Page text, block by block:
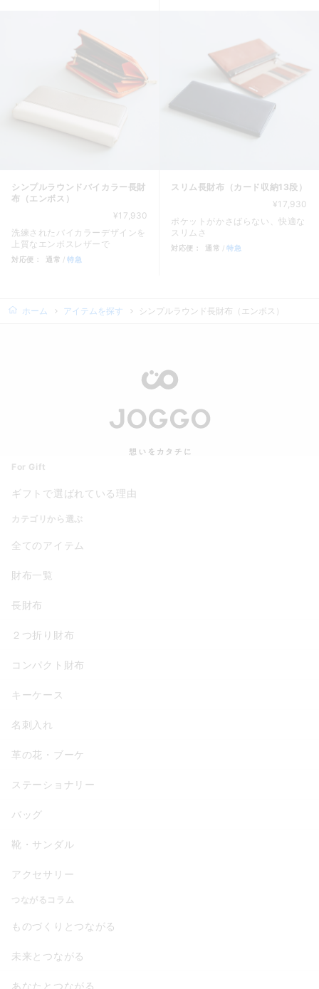
シンプルラウンドバイカラー長財
布（エンボス）
¥17,930
洗練されたバイカラーデザインを
上質なエンボスレザーで
対応便： 通常 特急
スリム長財布（カード収納13段）
¥17,930
ポケットがかさばらない、快適な
スリムさ
対応便： 通常 特急
ホーム アイテムを探す シンプルラウンド長財布（エンボス）
For Gift
ギフトで選ばれている理由
カテゴリから選ぶ
全てのアイテム
財布一覧
長財布
２つ折り財布
コンパクト財布
キーケース
名刺入れ
革の花・ブーケ
ステーショナリー
バッグ
靴・サンダル
アクセサリー
つながるコラム
ものづくりとつながる
未来とつながる
あなたとつながる